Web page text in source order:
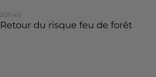
20h49
Retour du risque feu de forêt